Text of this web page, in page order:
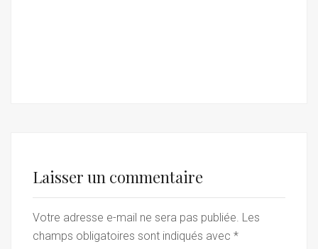
Laisser un commentaire
Votre adresse e-mail ne sera pas publiée. Les
champs obligatoires sont indiqués avec *